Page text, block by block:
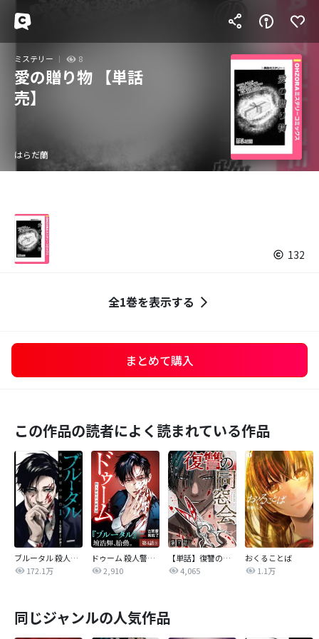
ミステリー 8
愛の贈り物 【単話
売】
はらだ蘭
132
全1巻を表示する
まとめて購入
この作品の読者によく読まれている作品
ブルータル 殺人警察官の告白
172.1万
ドゥーム 殺人警察官の断罪録 分冊版
2,910
【単話】復讐の同窓会
4,065
おくることば
1.1万
同じジャンルの人気作品